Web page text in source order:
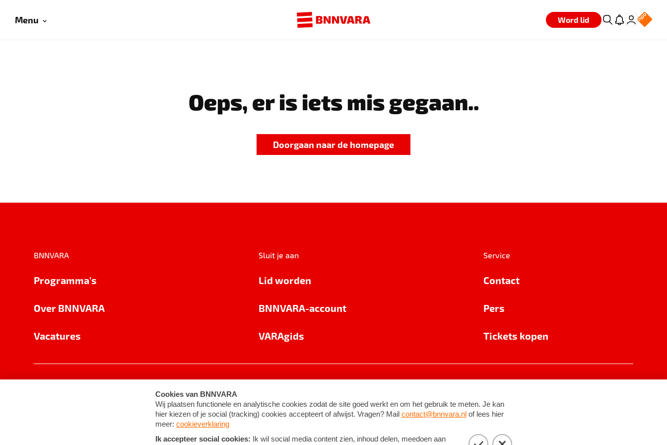
Menu Word lid
Oeps, er is iets mis gegaan..
Doorgaan naar de homepage
BNNVARA
Programma's
Over BNNVARA
Vacatures
Sluit je aan
Lid worden
BNNVARA-account
VARAgids
Service
Contact
Pers
Tickets kopen
Cookie-instellingen Algemene voorwaarden ©2026BNNVARA